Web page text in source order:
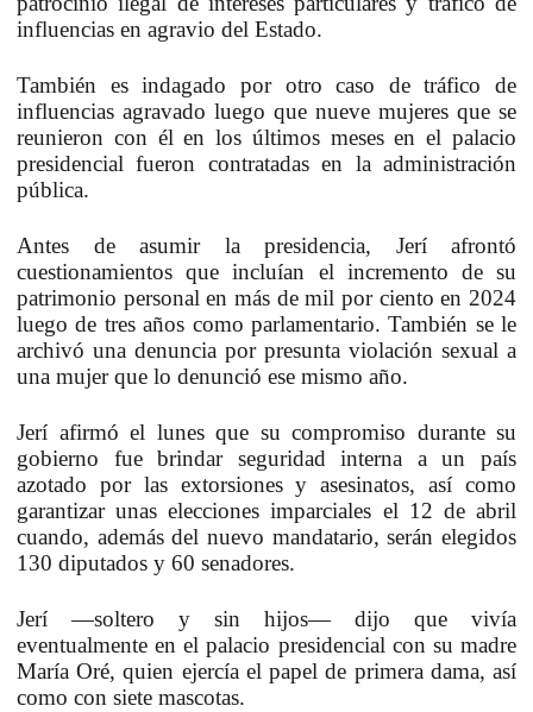
influencias en agravio del Estado.
También es indagado por otro caso de tráfico de
influencias agravado luego que nueve mujeres que se
reunieron con él en los últimos meses en el palacio
presidencial fueron contratadas en la administración
pública.
Antes de asumir la presidencia, Jerí afrontó
cuestionamientos que incluían el incremento de su
patrimonio personal en más de mil por ciento en 2024
luego de tres años como parlamentario. También se le
archivó una denuncia por presunta violación sexual a
una mujer que lo denunció ese mismo año.
Jerí afirmó el lunes que su compromiso durante su
gobierno fue brindar seguridad interna a un país
azotado por las extorsiones y asesinatos, así como
garantizar unas elecciones imparciales el 12 de abril
cuando, además del nuevo mandatario, serán elegidos
130 diputados y 60 senadores.
Jerí —soltero y sin hijos— dijo que vivía
eventualmente en el palacio presidencial con su madre
María Oré, quien ejercía el papel de primera dama, así
como con siete mascotas.